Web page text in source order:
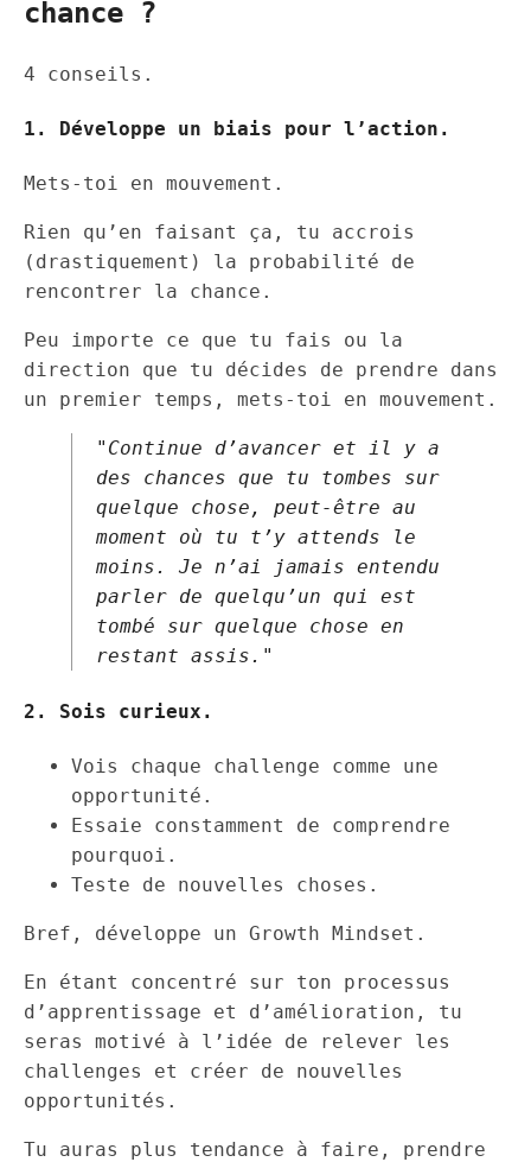
chance ?
4 conseils.
1. Développe un biais pour l’action.
Mets-toi en mouvement.
Rien qu’en faisant ça, tu accrois
(drastiquement) la probabilité de
rencontrer la chance.
Peu importe ce que tu fais ou la
direction que tu décides de prendre dans
un premier temps, mets-toi en mouvement.
"Continue d’avancer et il y a
des chances que tu tombes sur
quelque chose, peut-être au
moment où tu t’y attends le
moins. Je n’ai jamais entendu
parler de quelqu’un qui est
tombé sur quelque chose en
restant assis."
2. Sois curieux.
Vois chaque challenge comme une
opportunité.
Essaie constamment de comprendre
pourquoi.
Teste de nouvelles choses.
Bref, développe un Growth Mindset.
En étant concentré sur ton processus
d’apprentissage et d’amélioration, tu
seras motivé à l’idée de relever les
challenges et créer de nouvelles
opportunités.
Tu auras plus tendance à faire, prendre